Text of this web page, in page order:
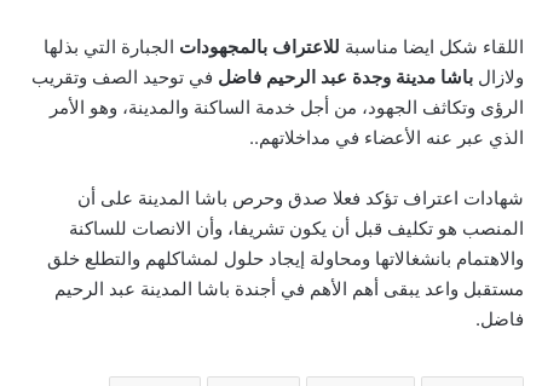
اللقاء شكل ايضا مناسبة للاعتراف بالمجهودات الجبارة التي بذلها
ولازال باشا مدينة وجدة عبد الرحيم فاضل في توحيد الصف وتقريب
الرؤى وتكاثف الجهود، من أجل خدمة الساكنة والمدينة، وهو الأمر
الذي عبر عنه الأعضاء في مداخلاتهم..
شهادات اعتراف تؤكد فعلا صدق وحرص باشا المدينة على أن
المنصب هو تكليف قبل أن يكون تشريفا، وأن الانصات للساكنة
والاهتمام بانشغالاتها ومحاولة إيجاد حلول لمشاكلهم والتطلع خلق
مستقبل واعد يبقى أهم الأهم في أجندة باشا المدينة عبد الرحيم
فاضل.